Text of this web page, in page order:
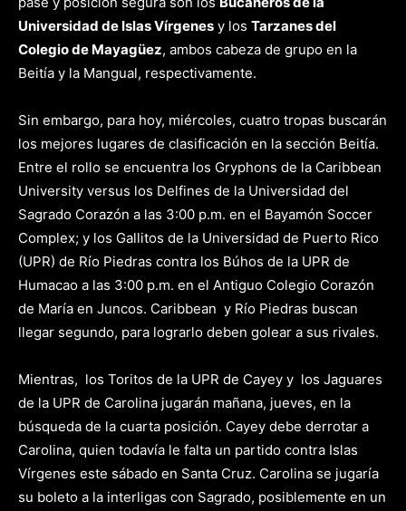
Universidad de Islas Vírgenes y los Tarzanes del
Colegio de Mayagüez, ambos cabeza de grupo en la
Beitía y la Mangual, respectivamente.
Sin embargo, para hoy, miércoles, cuatro tropas buscarán
los mejores lugares de clasificación en la sección Beitía.
Entre el rollo se encuentra los Gryphons de la Caribbean
University versus los Delfines de la Universidad del
Sagrado Corazón a las 3:00 p.m. en el Bayamón Soccer
Complex; y los Gallitos de la Universidad de Puerto Rico
(UPR) de Río Piedras contra los Búhos de la UPR de
Humacao a las 3:00 p.m. en el Antiguo Colegio Corazón
de María en Juncos. Caribbean y Río Piedras buscan
llegar segundo, para lograrlo deben golear a sus rivales.
Mientras, los Toritos de la UPR de Cayey y los Jaguares
de la UPR de Carolina jugarán mañana, jueves, en la
búsqueda de la cuarta posición. Cayey debe derrotar a
Carolina, quien todavía le falta un partido contra Islas
Vírgenes este sábado en Santa Cruz. Carolina se jugaría
su boleto a la interligas con Sagrado, posiblemente en un